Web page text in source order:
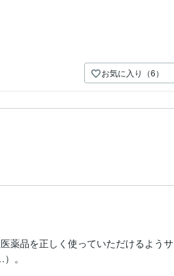
お気に入り（6）
薬品を正しく使っていただけるようサ
。